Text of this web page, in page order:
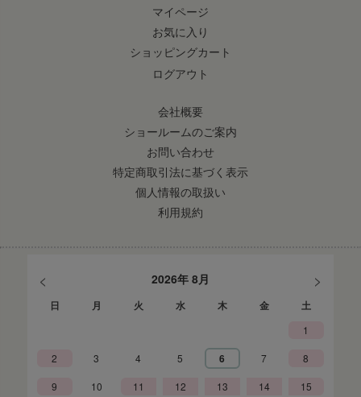
マイページ
お気に入り
ショッピングカート
ログアウト
会社概要
ショールームのご案内
お問い合わせ
特定商取引法に基づく表示
個人情報の取扱い
利用規約
< 2026年 8月 >
日 月 火 水 木 金 土
1
2 3 4 5 6 7 8
9 10 11 12 13 14 15